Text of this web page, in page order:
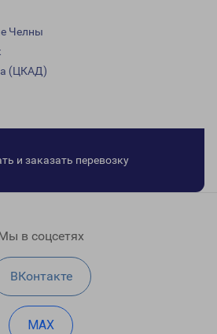
Челны
(ЦКАД)
и заказать перевозку
в соцсетях
ВКонтакте
MAX